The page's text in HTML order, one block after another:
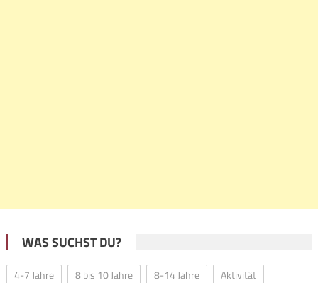
WAS SUCHST DU?
4-7 Jahre 8 bis 10 Jahre 8-14 Jahre
Aktivität